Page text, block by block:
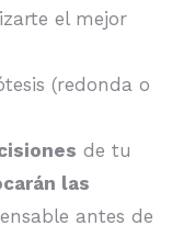
el mejor
(redonda o
de tu
las
antes de